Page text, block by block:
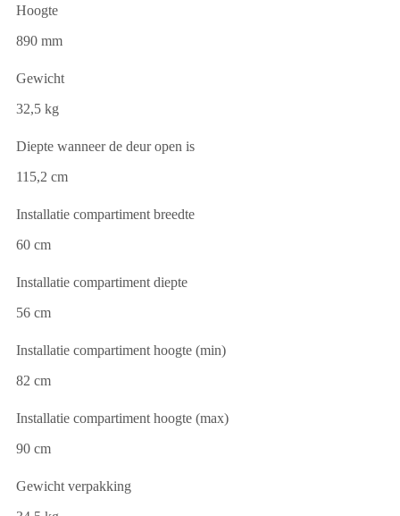
Hoogte
890 mm
Gewicht
32,5 kg
Diepte wanneer de deur open is
115,2 cm
Installatie compartiment breedte
60 cm
Installatie compartiment diepte
56 cm
Installatie compartiment hoogte (min)
82 cm
Installatie compartiment hoogte (max)
90 cm
Gewicht verpakking